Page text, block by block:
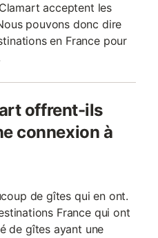
acceptent les
pouvons donc dire
en France pour
offrent-ils
connexion à
de gîtes qui en ont.
France qui ont
de gîtes ayant une